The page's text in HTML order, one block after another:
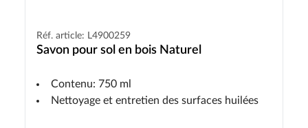
Réf. article: L4900259
Savon pour sol en bois Naturel
Contenu: 750 ml
Nettoyage et entretien des surfaces huilées